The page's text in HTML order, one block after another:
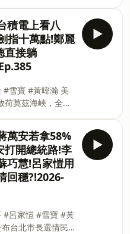
明明是選台北市
監察院的憲政議
做準備了嗎?值得
而統」大勢。過往
「武統」或「和
一台灣的第三條路
譽教授明居正表
質內容，所以我
它是不是武統、
格來說不是，如
要提防的是內攻。
主打「和平」、
、買台灣的成本太
白兩黨騙台灣？明
媒體上，開始講和
敘事方向的文章如
有計畫性的，目
給出的一國兩
by SoundOn
積電上看八
指十萬點!鄭麗
直接躺
寶 #黃暐瀚 美
荷莫茲海峽，全球
股應聲大漲，為什
？大戶減持台積
電的好時機？對
隆表示，從台積電
來的EPS看到200
股價上到5000元
最高的預測價格
台股大盤有機會
萬安若拿58%
打開總統路!李
巧慧!呂家愷用
回穩?!2026-
#呂家愷 #雪寶 #黃